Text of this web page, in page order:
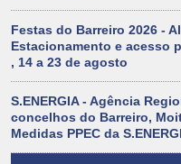
Festas do Barreiro 2026 -
Estacionamento e acesso
, 14 a 23 de agosto
S.ENERGIA - Agência
concelhos do Barreiro,
Medidas PPEC da